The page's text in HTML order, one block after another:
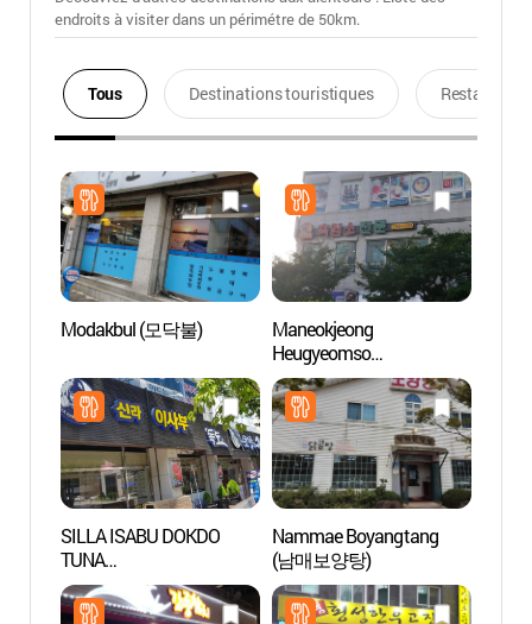
endroits à visiter dans un périmétre de 50km.
Tous Destinations touristiques Restaurants
Modakbul (모닥불)
Maneokjeong
Heugyeomso
(만억정흑염소)
SILLA ISABU DOKDO
TUNA
(신라이사부독도참치)
Nammae Boyangtang
(남매보양탕)